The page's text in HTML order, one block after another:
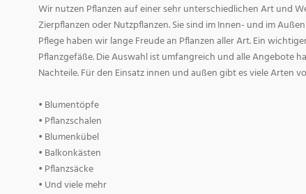
Wir nutzen Pflanzen auf einer sehr unterschiedlichen Art und
Zierpflanzen oder Nutzpflanzen. Sie sind im Innen- und im
Pflege haben wir lange Freude an Pflanzen aller Art. Ein
Pflanzgefäße. Die Auswahl ist umfangreich und alle Angebote
Nachteile. Für den Einsatz innen und außen gibt es viele Arten
• Blumentöpfe
• Pflanzschalen
• Blumenkübel
• Balkonkästen
• Pflanzsäcke
• Und viele mehr